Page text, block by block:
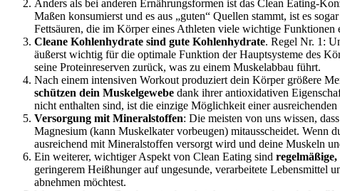
Anders als bei anderen Ernährungsformen ist das Clean Eating-
Maßen konsumierst und es aus „guten“ Quellen stammt, ist es
Fettsäuren, die im Körper eines Athleten viele wichtige
Cleane Kohlenhydrate sind gute Kohlenhydrate. Regel Nr. 1:
äußerst wichtig für die optimale Funktion der Hauptsysteme des
seine Proteinreserven zurück, was zu einem Muskelabbau führt.
Nach einem intensiven Workout produziert dein Körper größere
schützen dein Muskelgewebe dank ihrer antioxidativen
nicht enthalten sind, ist die einzige Möglichkeit einer
Versorgung mit Mineralstoffen: Die meisten von uns wissen,
Magnesium (kann Muskelkater vorbeugen) mitausscheidet. Wenn
ausreichend mit Mineralstoffen versorgt wird und deine Muskeln
Ein weiterer, wichtiger Aspekt von Clean Eating sind
geringerem Heißhunger auf ungesunde, verarbeitete Lebensmittel
abnehmen möchtest.